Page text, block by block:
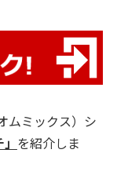
ムミックス）シ
を紹介しま